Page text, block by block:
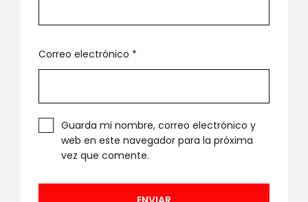
Correo electrónico *
Guarda mi nombre, correo electrónico y
web en este navegador para la próxima
vez que comente.